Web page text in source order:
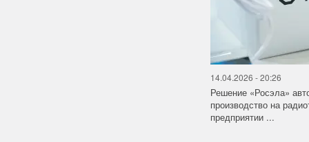
14.04.2026 - 20:26
Решение «Росэла»
производство на
предприятии ...